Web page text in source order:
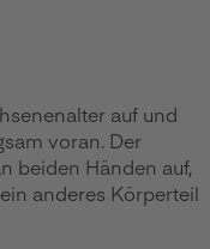
auf und
voran. Der
beiden Händen auf,
anderes Körperteil